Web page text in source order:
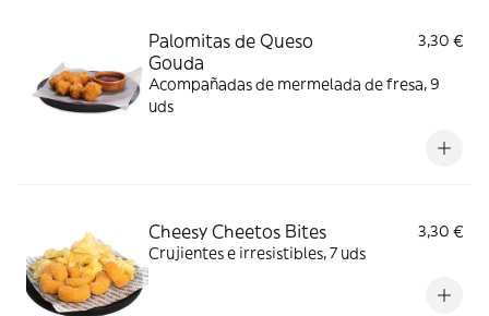
Palomitas de Queso
Gouda
3,30 €
Acompañadas de mermelada de fresa, 9
uds
Cheesy Cheetos Bites
3,30 €
Crujientes e irresistibles, 7 uds